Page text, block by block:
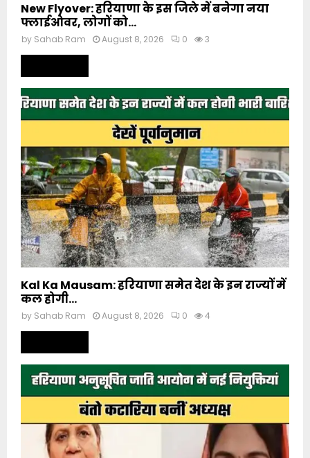
New Flyover: हरियाणा के इस जिले में बनेगा नया
फ्लाईओवर, लोगों को...
by Sahab Ram August 8, 2026 0 3
Kal Ka Mausam: हरियाणा समेत देश के इन राज्यों में
कल होगी...
by Sahab Ram August 8, 2026 0 4